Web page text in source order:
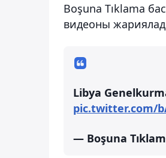
Boşuna Tıklama
видеоны
Libya
pic.twitter.com/
— Boşuna